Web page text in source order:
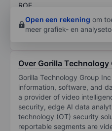
ROE
Open een rekening om
meer grafiek- en
Over Gorilla Technology
Gorilla Technology Group
information, software, and
a provider of video
security, edge AI data
technology (OT) security
reportable segments are